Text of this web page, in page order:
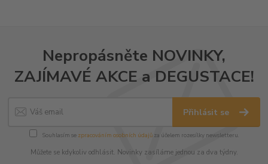
Nepropásněte NOVINKY,
ZAJÍMAVÉ AKCE a DEGUSTACE!
Přihlásit se
Souhlasím se zpracováním osobních údajůza účelem rozesílky newsletteru.
Můžete se kdykoliv odhlásit. Novinky zasíláme jednou za dva týdny.